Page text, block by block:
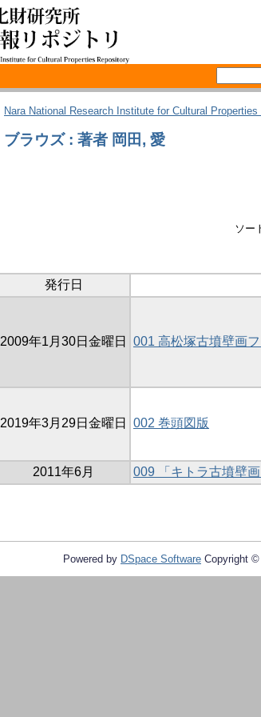
Nara National Research Institute for Cultural
ブラウズ : 著者 岡田, 愛
ソー
発行日
2009年1月30日金曜日 001 高松塚古墳壁画
2019年3月29日金曜日 002 巻頭図版
2011年6月
009 「キトラ古墳壁
Powered by DSpace Software Copyright ©